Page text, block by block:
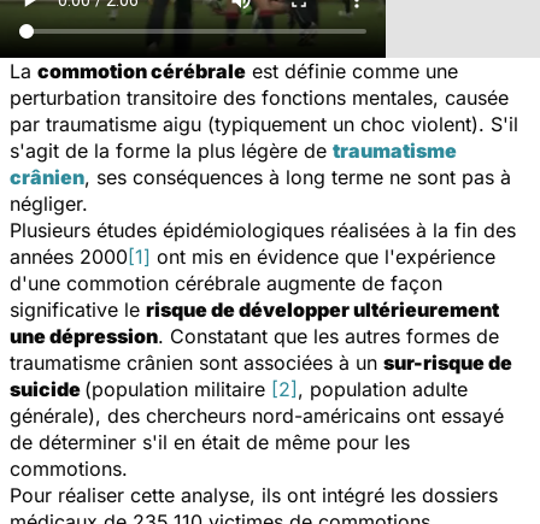
La commotion cérébrale est définie comme une
perturbation transitoire des fonctions mentales, causée
par traumatisme aigu (typiquement un choc violent). S'il
s'agit de la forme la plus légère de traumatisme
crânien, ses conséquences à long terme ne sont pas à
négliger.
Plusieurs études épidémiologiques réalisées à la fin des
années 2000[1] ont mis en évidence que l'expérience
d'une commotion cérébrale augmente de façon
significative le risque de développer ultérieurement
une dépression. Constatant que les autres formes de
traumatisme crânien sont associées à un sur-risque de
suicide (population militaire [2], population adulte
générale), des chercheurs nord-américains ont essayé
de déterminer s'il en était de même pour les
commotions.
Pour réaliser cette analyse, ils ont intégré les dossiers